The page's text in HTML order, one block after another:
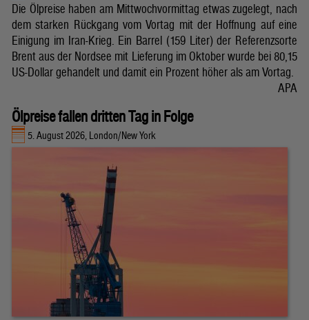
Die Ölpreise haben am Mittwochvormittag etwas zugelegt, nach
dem starken Rückgang vom Vortag mit der Hoffnung auf eine
Einigung im Iran-Krieg. Ein Barrel (159 Liter) der Referenzsorte
Brent aus der Nordsee mit Lieferung im Oktober wurde bei 80,15
US-Dollar gehandelt und damit ein Prozent höher als am Vortag.
APA
Ölpreise fallen dritten Tag in Folge
5. August 2026, London/New York